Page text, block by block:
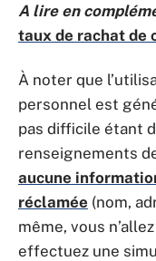
A lire en
taux de rachat de
À noter que
personnel est
pas difficile étant
renseignements
aucune
réclamée (nom,
même, vous
effectuez une